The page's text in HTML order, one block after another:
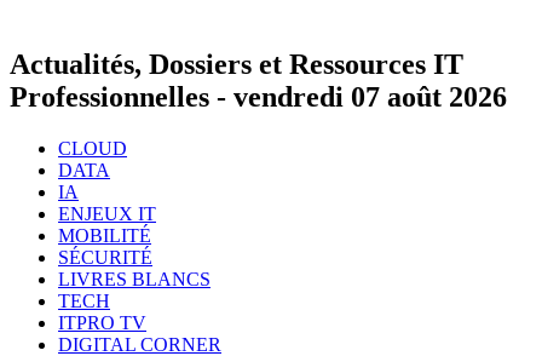
Actualités, Dossiers et Ressources IT
Professionnelles - vendredi 07 août 2026
CLOUD
DATA
IA
ENJEUX IT
MOBILITÉ
SÉCURITÉ
LIVRES BLANCS
TECH
ITPRO TV
DIGITAL CORNER